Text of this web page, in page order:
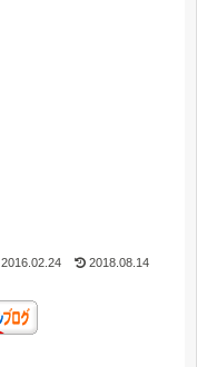
2016.02.24 2018.08.14